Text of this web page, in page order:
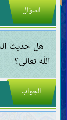
السؤال
هل حديث
اللّه تعالى؟
الجواب